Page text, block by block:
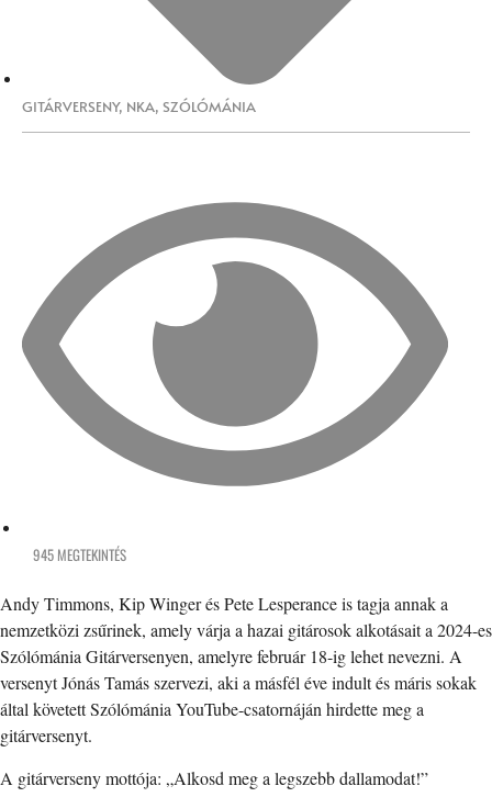
GITÁRVERSENY, NKA, SZÓLÓMÁNIA
945 MEGTEKINTÉS
Andy Timmons, Kip Winger és Pete Lesperance is tagja annak a
nemzetközi zsűrinek, amely várja a hazai gitárosok alkotásait a 2024-es
Szólómánia Gitárversenyen, amelyre február 18-ig lehet nevezni. A
versenyt Jónás Tamás szervezi, aki a másfél éve indult és máris sokak
által követett Szólómánia YouTube-csatornáján hirdette meg a
gitárversenyt.
A gitárverseny mottója: „Alkosd meg a legszebb dallamodat!”